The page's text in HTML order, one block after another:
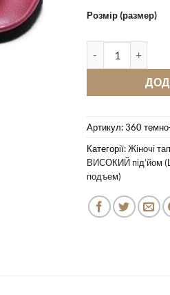
Розмір (размер)
Артикул:360
Категорії:Жіночі
ВИСОКИЙ
подъем)